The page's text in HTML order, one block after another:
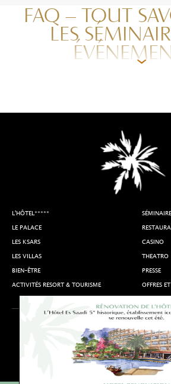
FAQ – TOUT
LES
›
L'HÔTEL*****
LE PALACE
LES KSARS
LES VILLAS
BIEN-ÊTRE
ACTIVITÉS RESORT & TOURISME
CASINO
THEATRO
PRESSE
OFFRES